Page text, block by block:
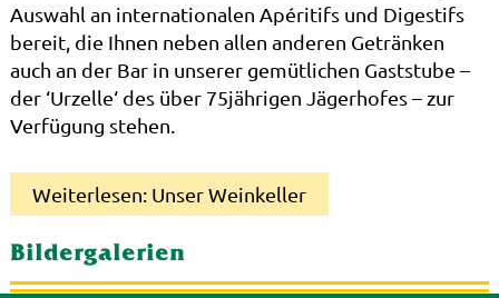
Auswahl an internationalen Apéritifs und Digestifs
bereit, die Ihnen neben allen anderen Getränken
auch an der Bar in unserer gemütlichen Gaststube –
der ‘Urzelle‘ des über 75jährigen Jägerhofes – zur
Verfügung stehen.
Weiterlesen: Unser Weinkeller
Bildergalerien